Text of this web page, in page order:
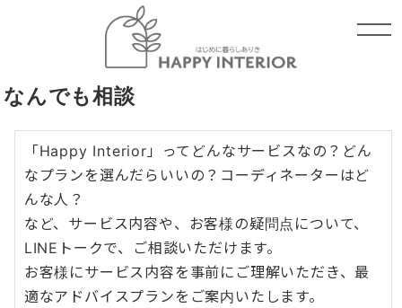
なんでも相談
「Happy Interior」ってどんなサービスなの？どん
なプランを選んだらいいの？コーディネーターはど
んな人？
など、サービス内容や、お客様の疑問点について、
LINEトークで、ご相談いただけます。
お客様にサービス内容を事前にご理解いただき、最
適なアドバイスプランをご案内いたします。